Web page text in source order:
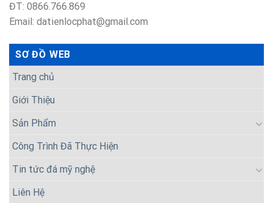
ĐT: 0866.766.869
Email: datienlocphat@gmail.com
SƠ ĐỒ WEB
Trang chủ
Giới Thiệu
Sản Phẩm
Công Trình Đã Thực Hiện
Tin tức đá mỹ nghệ
Liên Hệ